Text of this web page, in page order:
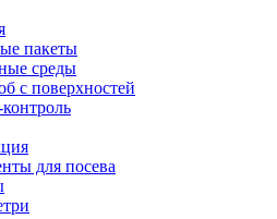
пакеты
среды
с поверхностей
для посева